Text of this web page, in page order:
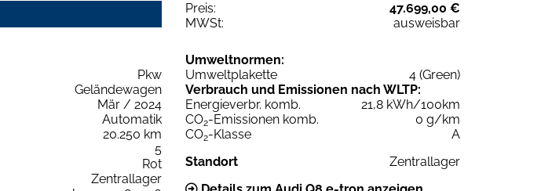
Preis:
47.699,00 €
MWSt:
ausweisbar
Pkw
Geländewagen
Mär / 2024
Automatik
20.250 km
5
Rot
Zentrallager
Umweltnormen:
Umweltplakette
4 (Green)
Verbrauch und Emissionen nach WLTP:
Energieverbr. komb.
21,8 kWh/100km
CO2-Emissionen komb.
0 g/km
CO2-Klasse
A
Standort
Zentrallager